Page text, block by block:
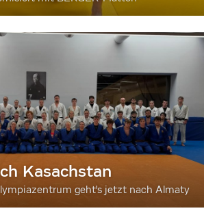
Kasachstan
geht's jetzt nach Almaty